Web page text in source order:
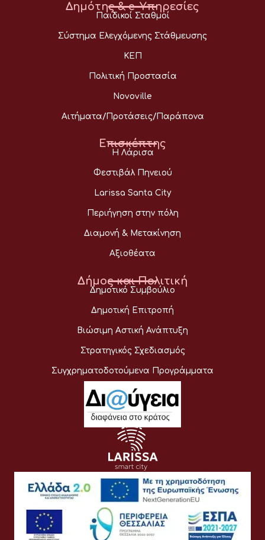
Δημότης & e-Υπηρεσίες
Παιδικοί Σταθμοί
Σύστημα Ελεγχόμενης Στάθμευσης
ΚΕΠ
Πολιτική Προστασία
Novoville
Αιτήματα/Προτάσεις/Παράπονα
Επισκέπτης
Η Λάρισα
Φεστιβάλ Πηνειού
Larissa Santa City
Περιήγηση στην πόλη
Διαμονή & Μετακίνηση
Αξιοθέατα
Δήμος και Πολιτική
Δημοτικό Συμβούλιο
Δημοτική Επιτροπή
Βιώσιμη Αστική Ανάπτυξη
Στρατηγικός Σχεδιασμός
Συγχρηματοδοτούμενα Προγράμματα